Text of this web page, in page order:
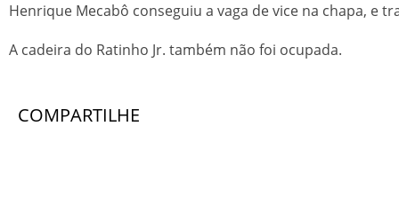
Henrique Mecabô conseguiu a vaga de vice na chapa, e
A cadeira do Ratinho Jr. também não foi ocupada.
COMPARTILHE